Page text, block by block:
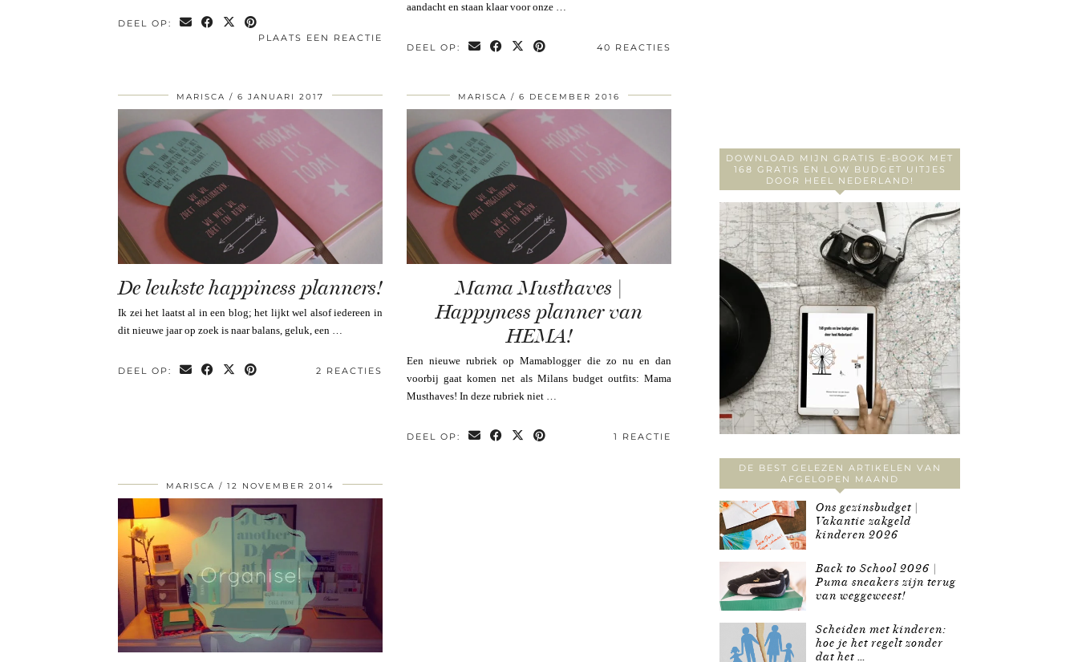
DEEL OP:
PLAATS EEN REACTIE
aandacht en staan klaar voor onze …
DEEL OP: 40 REACTIES
MARISCA 6 JANUARI 2017
De leukste happiness planners!
Ik zei het laatst al in een blog; het lijkt wel alsof iedereen in
dit nieuwe jaar op zoek is naar balans, geluk, een …
DEEL OP: 2 REACTIES
MARISCA 6 DECEMBER 2016
Mama Musthaves |
Happyness planner van
HEMA!
Een nieuwe rubriek op Mamablogger die zo nu en dan
voorbij gaat komen net als Milans budget outfits: Mama
Musthaves! In deze rubriek niet …
DEEL OP: 1 REACTIE
MARISCA 12 NOVEMBER 2014
DOWNLOAD MIJN GRATIS E-BOOK MET
168 GRATIS EN LOW BUDGET UITJES
DOOR HEEL NEDERLAND!
DE BEST GELEZEN ARTIKELEN VAN
AFGELOPEN MAAND
Ons gezinsbudget |
Vakantie zakgeld
kinderen 2026
Back to School 2026 |
Puma sneakers zijn terug
van weggeweest!
Scheiden met kinderen:
hoe je het regelt zonder
dat het …